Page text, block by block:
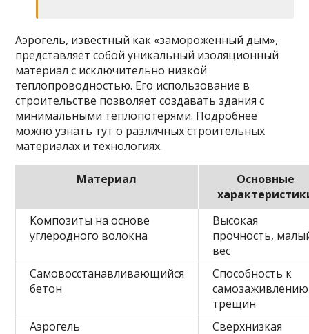
Аэрогель, известный как «замороженный дым»,
представляет собой уникальный изоляционный
материал с исключительно низкой
теплопроводностью. Его использование в
строительстве позволяет создавать здания с
минимальными теплопотерями. Подробнее
можно узнать тут о различных строительных
материалах и технологиях.
Материал
Основные
Композиты на основе
углеродного волокна
Высокая
прочность,
вес
Самовосстанавливающийся
бетон
Способность к
самозаживлению
трещин
Аэрогель
Сверхнизкая